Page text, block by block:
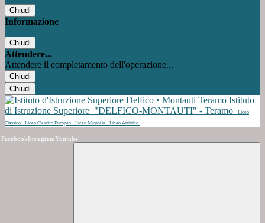
Chiudi
Informazione
Chiudi
Attendere...
Attendere il completamento dell'operazione...
Chiudi
Chiudi
Istituto
di Istruzione Superiore "DELFICO-MONTAUTI" - Teramo
Liceo
Classico - Liceo Classico Europeo - Liceo Musicale - Liceo Artistico
Facebook InstagramYoutube